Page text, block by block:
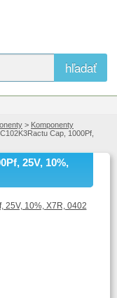
hľadať
> Komponenty
Cap, 1000Pf,
25V, 10%,